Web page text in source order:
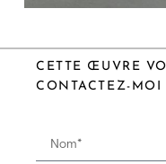
CETTE ŒUVRE
CONTACTEZ-MOI